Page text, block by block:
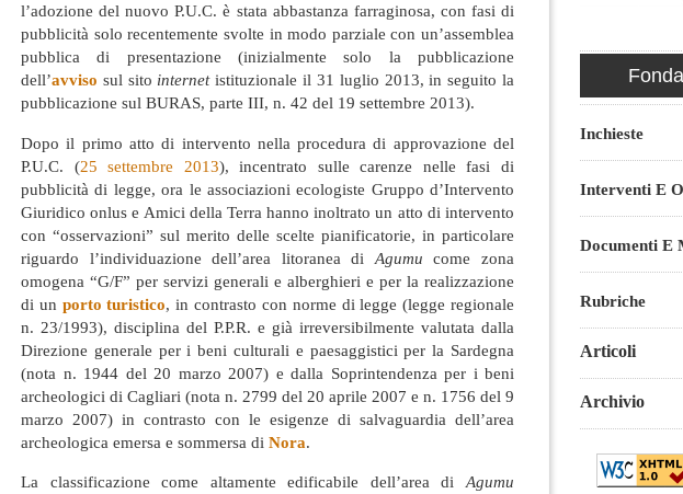
l’adozione del nuovo P.U.C. è stata abbastanza farraginosa, con fasi di
pubblicità solo recentemente svolte in modo parziale con un’assemblea
pubblica di presentazione (inizialmente solo la pubblicazione
dell’avviso sul sito internetistituzionale il 31 luglio 2013, in seguito la
pubblicazione sul BURAS, parte III, n. 42 del 19 settembre 2013).
Dopo il primo atto di intervento nella procedura di approvazione del
P.U.C. (25 settembre 2013), incentrato sulle carenze nelle fasi di
pubblicità di legge, ora le associazioni ecologiste Gruppo d’Intervento
Giuridico onlus e Amici della Terra hanno inoltrato un atto di intervento
con “osservazioni” sul merito delle scelte pianificatorie, in particolare
riguardo l’individuazione dell’area litoranea di Agumu come zona
omogena “G/F” per servizi generali e alberghieri e per la realizzazione
di un porto turistico, in contrasto con norme di legge (legge regionale
n. 23/1993), disciplina del P.P.R. e già irreversibilmente valutata dalla
Direzione generale per i beni culturali e paesaggistici per la Sardegna
(nota n. 1944 del 20 marzo 2007) e dalla Soprintendenza per i beni
archeologici di Cagliari (nota n. 2799 del 20 aprile 2007 e n. 1756 del 9
marzo 2007) in contrasto con le esigenze di salvaguardia dell’area
archeologica emersa e sommersa di Nora.
La classificazione come altamente edificabile dell’area di Agumu
Inchieste
Interventi E
Documenti E
Rubriche
Articoli
Archivio